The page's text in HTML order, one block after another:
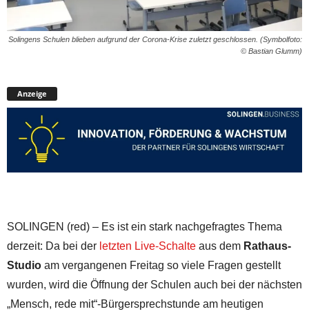
Solingens Schulen blieben aufgrund der Corona-Krise zuletzt geschlossen. (Symbolfoto:
© Bastian Glumm)
Anzeige
SOLINGEN (red) – Es ist ein stark nachgefragtes Thema
derzeit: Da bei der letzten Live-Schalte aus dem Rathaus-
Studio am vergangenen Freitag so viele Fragen gestellt
wurden, wird die Öffnung der Schulen auch bei der nächsten
„Mensch, rede mit“-Bürgersprechstunde am heutigen